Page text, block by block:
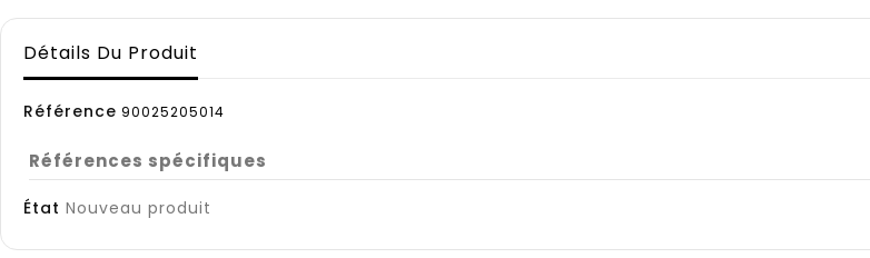
Détails Du Produit
Référence 90025205014
Références spécifiques
État Nouveau produit